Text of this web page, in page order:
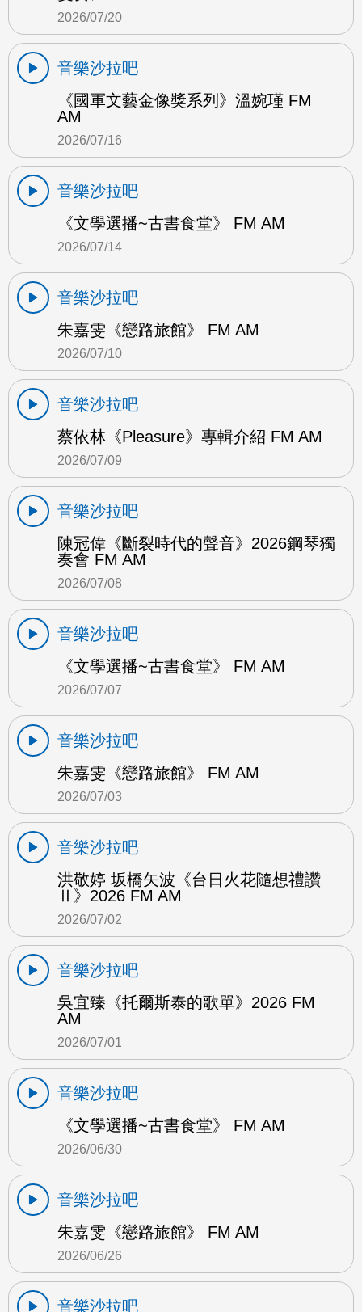
2026/07/20
音樂沙拉吧
《國軍文藝金像獎系列》溫婉瑾 FM
AM
2026/07/16
音樂沙拉吧
《文學選播~古書食堂》 FM AM
2026/07/14
音樂沙拉吧
朱嘉雯《戀路旅館》 FM AM
2026/07/10
音樂沙拉吧
蔡依林《Pleasure》專輯介紹 FM AM
2026/07/09
音樂沙拉吧
陳冠偉《斷裂時代的聲音》2026鋼琴獨
奏會 FM AM
2026/07/08
音樂沙拉吧
《文學選播~古書食堂》 FM AM
2026/07/07
音樂沙拉吧
朱嘉雯《戀路旅館》 FM AM
2026/07/03
音樂沙拉吧
洪敬婷 坂橋矢波《台日火花隨想禮讚
Ⅱ》2026 FM AM
2026/07/02
音樂沙拉吧
吳宜臻《托爾斯泰的歌單》2026 FM
AM
2026/07/01
音樂沙拉吧
《文學選播~古書食堂》 FM AM
2026/06/30
音樂沙拉吧
朱嘉雯《戀路旅館》 FM AM
2026/06/26
音樂沙拉吧